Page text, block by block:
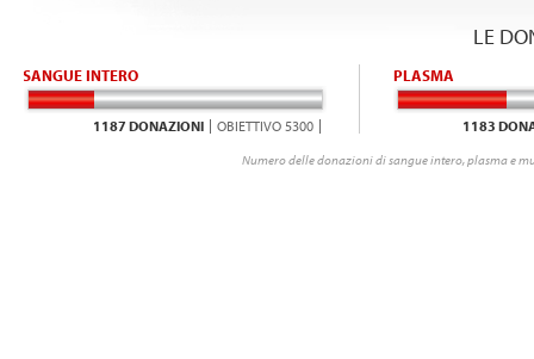
LE
SANGUE INTERO
1187 DONAZIONI OBIETTIVO 5300
PLASMA
1183
Numero delle donazioni di sangue intero, plasma e